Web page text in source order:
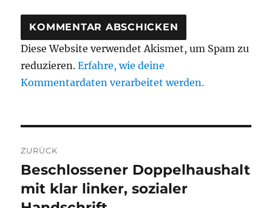
Diese Website verwendet Akismet, um Spam zu
reduzieren.Erfahre, wie deine
Kommentardaten verarbeitet werden.
ZURÜCK
Vorheriger
Beitrag:
Beschlossener Doppelhaushalt
mit klar linker, sozialer